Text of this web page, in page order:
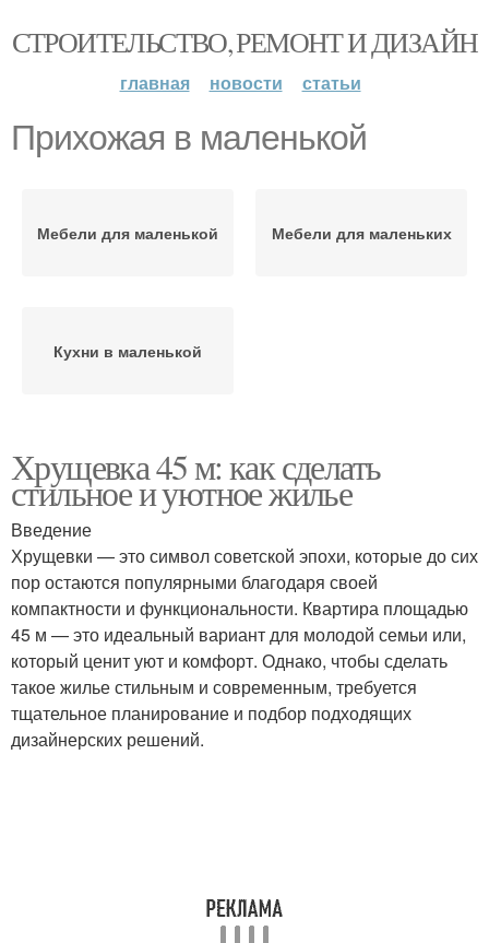
СТРОИТЕЛЬСТВО, РЕМОНТ И ДИЗАЙН
главная новости статьи
Прихожая в маленькой
Мебели для маленькой Мебели для маленьких
Кухни в маленькой
Хрущевка 45 м: как сделать
стильное и уютное жилье
Введение
Хрущевки — это символ советской эпохи, которые до сих
пор остаются популярными благодаря своей
компактности и функциональности. Квартира площадью
45 м — это идеальный вариант для молодой семьи или,
который ценит уют и комфорт. Однако, чтобы сделать
такое жилье стильным и современным, требуется
тщательное планирование и подбор подходящих
дизайнерских решений.